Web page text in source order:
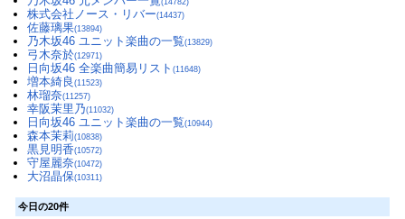
(14782)
株式会社ノース・リバー(14437)
佐藤璃果(13894)
乃木坂46 ユニット楽曲の一覧(13829)
弓木奈於(12971)
日向坂46 全楽曲簡易リスト (11648)
増本綺良 (11523)
林瑠奈(11257)
幸阪茉里乃(11032)
日向坂46 ユニット楽曲の一覧(10944)
森本茉莉(10838)
黒見明香(10572)
守屋麗奈(10472)
大沼晶保(10311)
今日の20件